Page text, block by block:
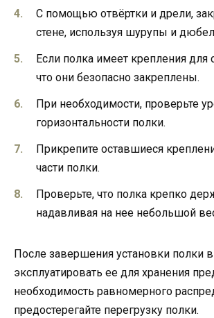
С помощью отвёртки и дрели,
стене, используя шурупы и
Если полка имеет крепления для
что они безопасно закреплены.
При необходимости, проверьте
горизонтальности полки.
Прикрепите оставшиеся
части полки.
Проверьте, что полка крепко
надавливая на нее небольшой
После завершения установки полки
эксплуатировать ее для хранения
необходимость равномерного
предостерегайте перегрузку полки.